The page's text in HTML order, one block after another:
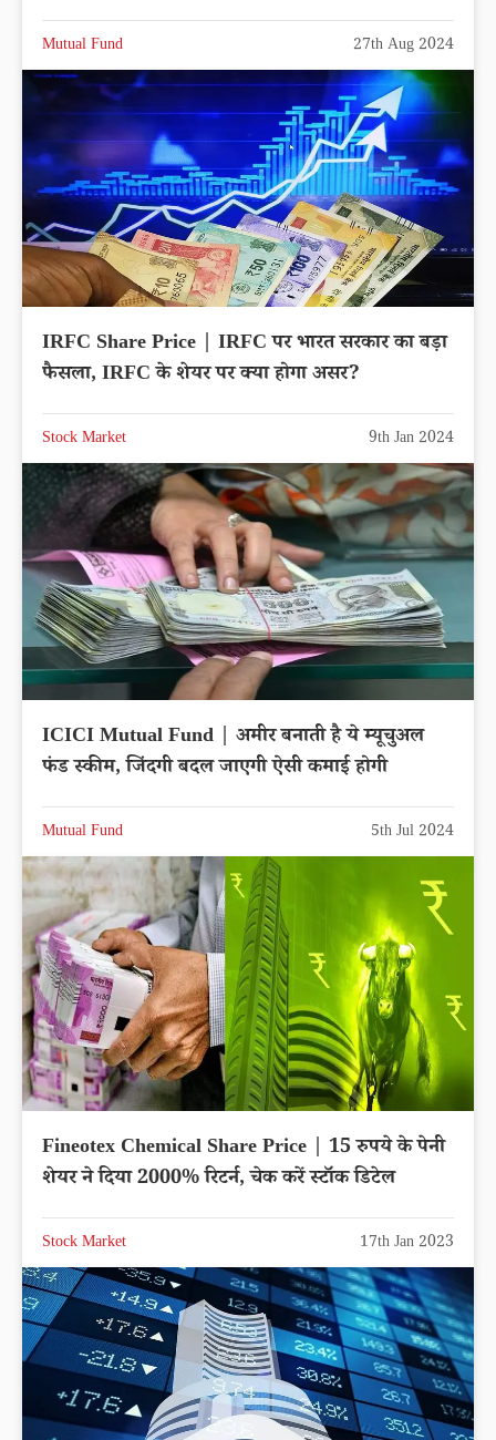
Mutual Fund 27th Aug 2024
IRFC Share Price | IRFC पर भारत सरकार का बड़ा
फैसला, IRFC के शेयर पर क्या होगा असर?
Stock Market 9th Jan 2024
ICICI Mutual Fund | अमीर बनाती है ये म्यूचुअल
फंड स्कीम, जिंदगी बदल जाएगी ऐसी कमाई होगी
Mutual Fund 5th Jul 2024
Fineotex Chemical Share Price | 15 रुपये के पेनी
शेयर ने दिया 2000% रिटर्न, चेक करें स्टॉक डिटेल
Stock Market 17th Jan 2023